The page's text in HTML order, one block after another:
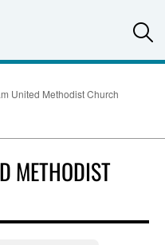
United Methodist Church
METHODIST